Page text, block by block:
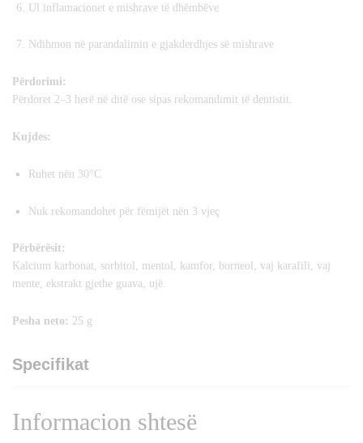
Ul inflamacionet e mishrave të dhëmbëve
Ndihmon në parandalimin e gjakderdhjes së mishrave
Përdorimi:
Përdoret 2–3 herë në ditë ose sipas rekomandimit të dentistit.
Kujdes:
Ruhet nën 30°C
Nuk rekomandohet për fëmijët nën 3 vjeç
Përbërësit:
Kalcium karbonat, sorbitol, mentol, kamfor, borneol, vaj karafili, vaj
mente, ekstrakt gjethe guava, ujë.
Pesha neto: 25 g
Specifikat
Informacion shtesë